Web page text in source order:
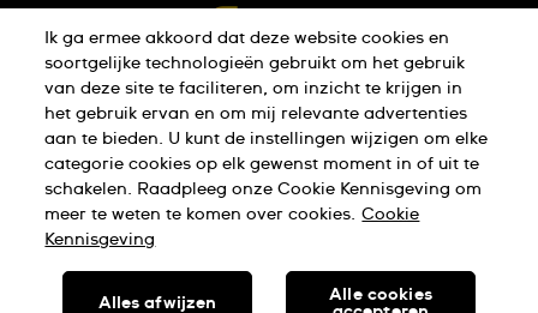
Verkoopvoorwaarden
Annulering van de overeenkomst
Privacy Verklaring Cookies
Gebruiksvoorwaarden
SWISS MADE
Ik ga ermee akkoord dat deze website cookies en
soortgelijke technologieën gebruikt om het gebruik
van deze site te faciliteren, om inzicht te krijgen in
het gebruik ervan en om mij relevante advertenties
aan te bieden. U kunt de instellingen wijzigen om elke
categorie cookies op elk gewenst moment in of uit te
schakelen. Raadpleeg onze Cookie Kennisgeving om
meer te weten te komen over cookies. Cookie
Kennisgeving
Alles afwijzen
Alle cookies